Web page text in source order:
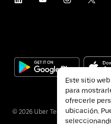
© 2026 Uber Technologies Inc.
Este sitio
para
ofrecerle
ubicación.